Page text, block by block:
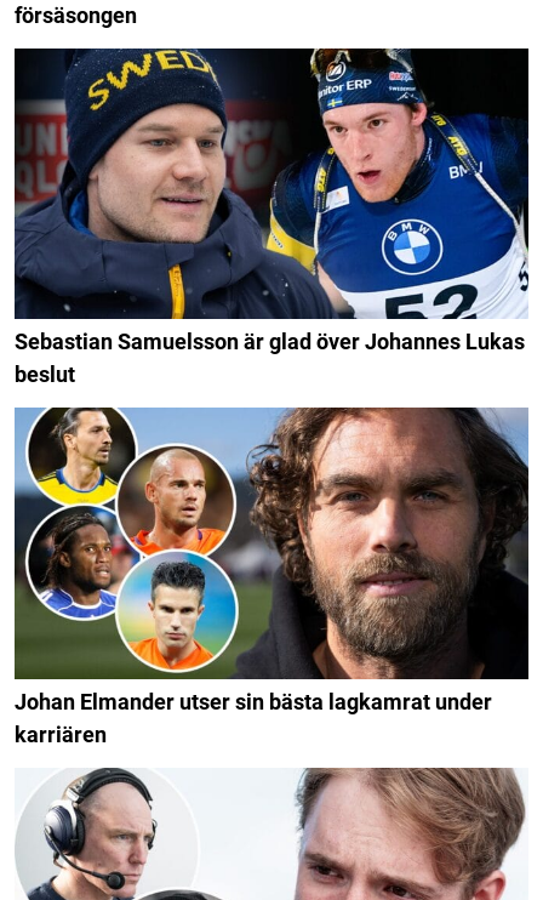
försäsongen
Sebastian Samuelsson är glad över Johannes Lukas
beslut
Johan Elmander utser sin bästa lagkamrat under
karriären